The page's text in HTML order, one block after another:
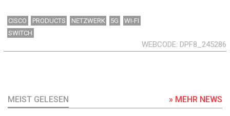
CISCO PRODUCTS NETZWERK 5G
WI-FI
SWITCH
WEBCODE DPF8_245286
MEIST GELESEN » MEHR NEWS